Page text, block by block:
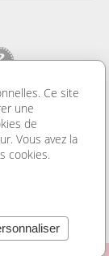
mariage. Vous
des housses de
réussir une
pas cher. Sans
à dragées et
Ce site
une
de
Vous avez la
cookies.